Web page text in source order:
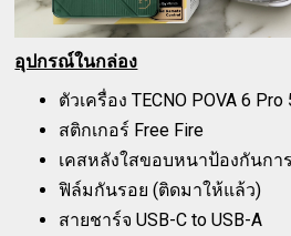
อุปกรณ์ในกล่อง
ตัวเครื่อง TECNO POVA 6 Pro
สติกเกอร์ Free Fire
เคสหลังใสขอบหนาป้องกันกา
ฟิล์มกันรอย (ติดมาให้แล้ว)
สายชาร์จ USB-C to USB-A